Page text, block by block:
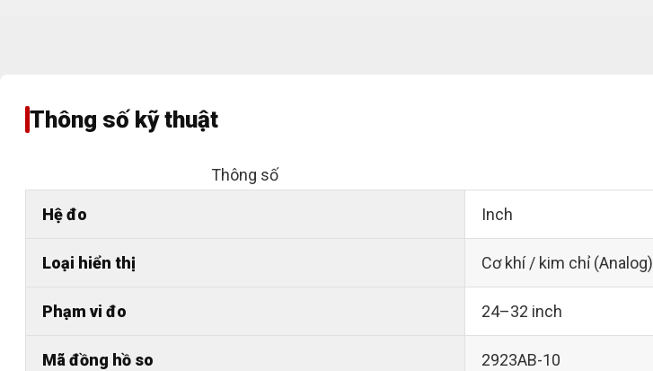
Thông số kỹ thuật
Thông số
Hệ đo Inch
Loại hiển thị Cơ khí / kim chỉ (Analog)
Phạm vi đo 24–32 inch
Mã đồng hồ so 2923AB-10